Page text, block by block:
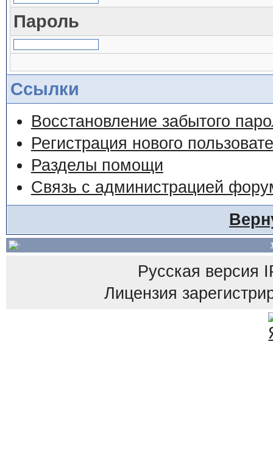
Пароль
Ссылки
Восстановление забытого
Регистрация нового
Разделы помощи
Связь с администрацией
Русская версия
Лицензия